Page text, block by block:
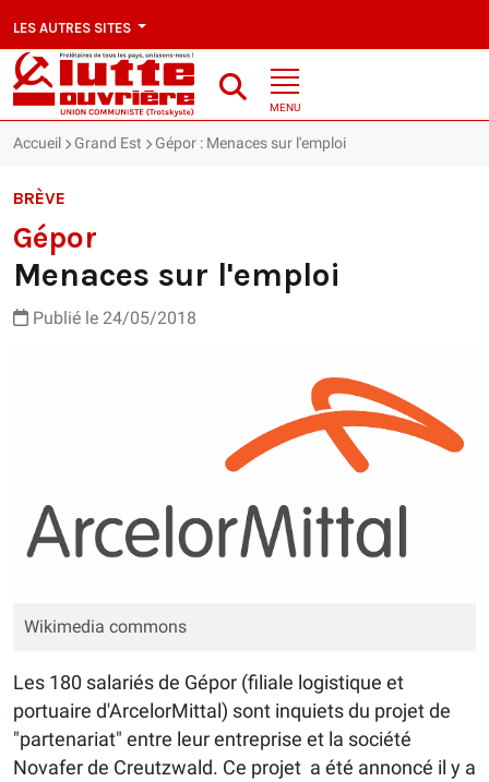
LES AUTRES SITES
MENU
Accueil Grand Est Gépor : Menaces sur l'emploi
BRÈVE
Gépor
Menaces sur l'emploi
Publié le 24/05/2018
Wikimedia commons
Les 180 salariés de Gépor (filiale logistique et
portuaire d'ArcelorMittal) sont inquiets du projet de
"partenariat" entre leur entreprise et la société
Novafer de Creutzwald. Ce projet a été annoncé il y a